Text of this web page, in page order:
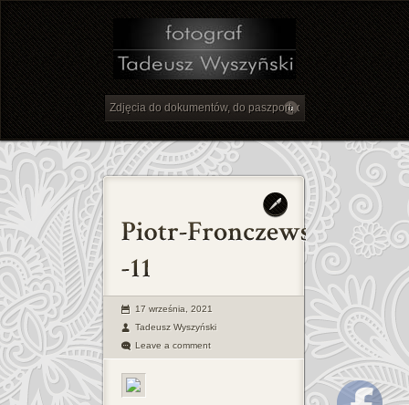
17 września, 2021
Tadeusz Wyszyński
Leave a comment